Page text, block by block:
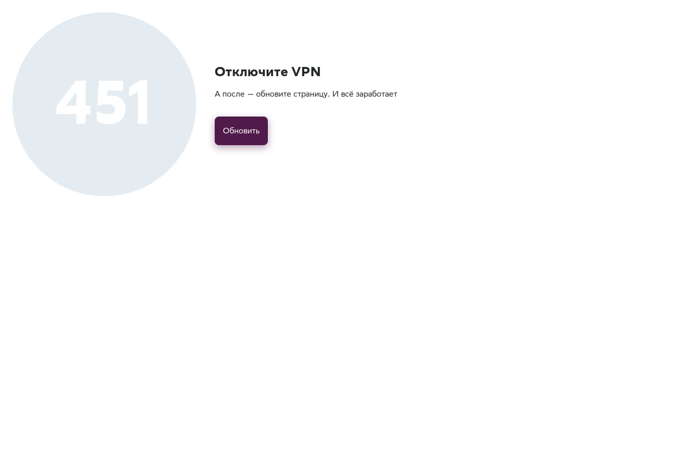
451 Отключите VPN
А после — обновите страницу. И всё заработает
Обновить